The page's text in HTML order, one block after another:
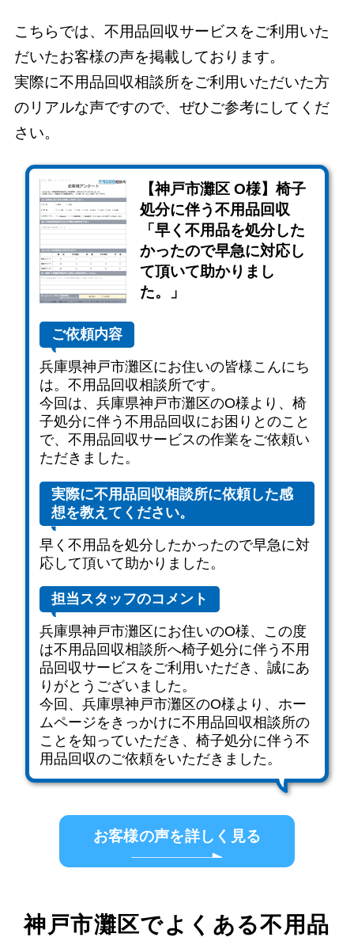
こちらでは、不用品回収サービスをご利用いた
だいたお客様の声を掲載しております。
実際に不用品回収相談所をご利用いただいた方
のリアルな声ですので、ぜひご参考にしてくだ
さい。
【神戸市灘区 O様】椅子
処分に伴う不用品回収
「早く不用品を処分した
かったので早急に対応し
て頂いて助かりまし
た。」
ご依頼内容
兵庫県神戸市灘区にお住いの皆様こんにち
は。不用品回収相談所です。
今回は、兵庫県神戸市灘区のO様より、椅
子処分に伴う不用品回収にお困りとのこと
で、不用品回収サービスの作業をご依頼い
ただきました。
実際に不用品回収相談所に依頼した感
想を教えてください。
早く不用品を処分したかったので早急に対
応して頂いて助かりました。
担当スタッフのコメント
兵庫県神戸市灘区にお住いのO様、この度
は不用品回収相談所へ椅子処分に伴う不用
品回収サービスをご利用いただき、誠にあ
りがとうございました。
今回、兵庫県神戸市灘区のO様より、ホー
ムページをきっかけに不用品回収相談所の
ことを知っていただき、椅子処分に伴う不
用品回収のご依頼をいただきました。
お客様の声を詳しく見る
神戸市灘区でよくある不用品